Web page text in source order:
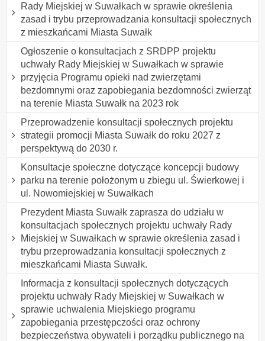
Rady Miejskiej w Suwałkach w sprawie określenia
zasad i trybu przeprowadzania konsultacji społecznych
z mieszkańcami Miasta Suwałk
Ogłoszenie o konsultacjach z SRDPP projektu
uchwały Rady Miejskiej w Suwałkach w sprawie
przyjęcia Programu opieki nad zwierzętami
bezdomnymi oraz zapobiegania bezdomności zwierząt
na terenie Miasta Suwałk na 2023 rok
Przeprowadzenie konsultacji społecznych projektu
strategii promocji Miasta Suwałk do roku 2027 z
perspektywą do 2030 r.
Konsultacje społeczne dotyczące koncepcji budowy
parku na terenie położonym u zbiegu ul. Świerkowej i
ul. Nowomiejskiej w Suwałkach
Prezydent Miasta Suwałk zaprasza do udziału w
konsultacjach społecznych projektu uchwały Rady
Miejskiej w Suwałkach w sprawie określenia zasad i
trybu przeprowadzania konsultacji społecznych z
mieszkańcami Miasta Suwałk.
Informacja z konsultacji społecznych dotyczących
projektu uchwały Rady Miejskiej w Suwałkach w
sprawie uchwalenia Miejskiego programu
zapobiegania przestępczości oraz ochrony
bezpieczeństwa obywateli i porządku publicznego na